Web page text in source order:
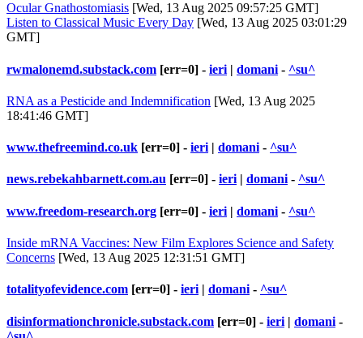
Ocular Gnathostomiasis [Wed, 13 Aug 2025 09:57:25 GMT]
Listen to Classical Music Every Day [Wed, 13 Aug 2025 03:01:29
GMT]
rwmalonemd.substack.com [err=0] - ieri | domani - ^su^
RNA as a Pesticide and Indemnification [Wed, 13 Aug 2025
18:41:46 GMT]
www.thefreemind.co.uk [err=0] - ieri | domani - ^su^
news.rebekahbarnett.com.au [err=0] - ieri| domani- ^su^
www.freedom-research.org [err=0] - ieri | domani - ^su^
Inside mRNA Vaccines: New Film Explores Science and Safety
Concerns [Wed, 13 Aug 2025 12:31:51 GMT]
totalityofevidence.com [err=0] - ieri | domani - ^su^
disinformationchronicle.substack.com [err=0] - ieri | domani -